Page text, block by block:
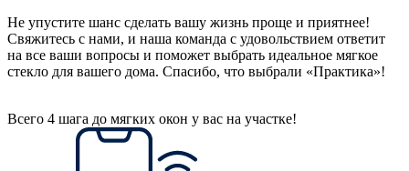
Не упустите шанс сделать вашу жизнь проще и приятнее!
Свяжитесь с нами, и наша команда с удовольствием ответит
на все ваши вопросы и поможет выбрать идеальное мягкое
стекло для вашего дома. Спасибо, что выбрали «Практика»!
Всего 4 шага до мягких окон у вас на участке!